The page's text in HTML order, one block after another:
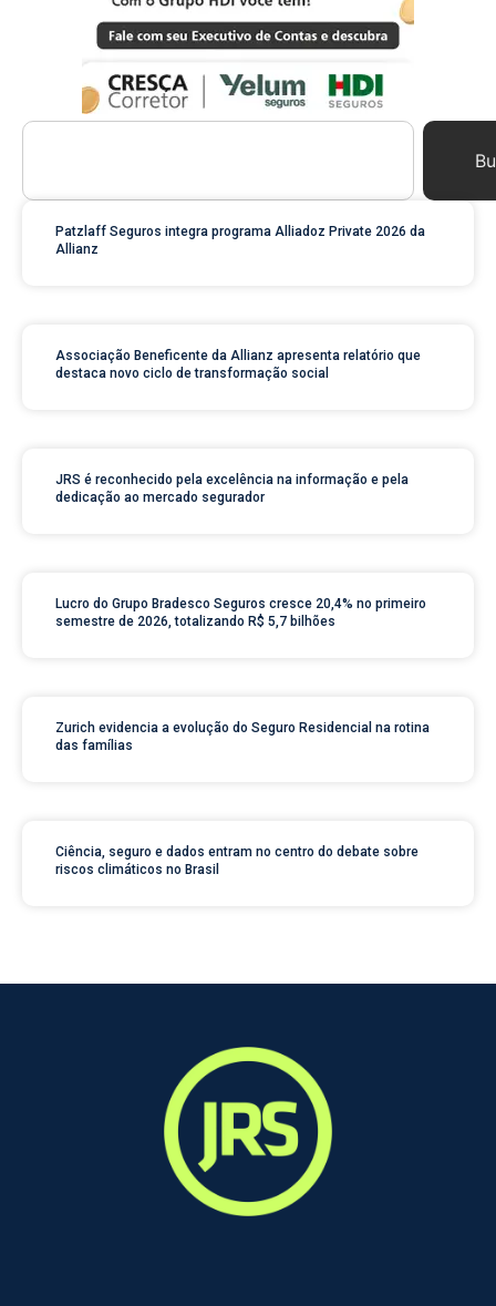
Patzlaff Seguros integra programa Alliadoz Private 2026 da
Allianz
Associação Beneficente da Allianz apresenta relatório que
destaca novo ciclo de transformação social
JRS é reconhecido pela excelência na informação e pela
dedicação ao mercado segurador
Lucro do Grupo Bradesco Seguros cresce 20,4% no primeiro
semestre de 2026, totalizando R$ 5,7 bilhões
Zurich evidencia a evolução do Seguro Residencial na rotina
das famílias
Ciência, seguro e dados entram no centro do debate sobre
riscos climáticos no Brasil